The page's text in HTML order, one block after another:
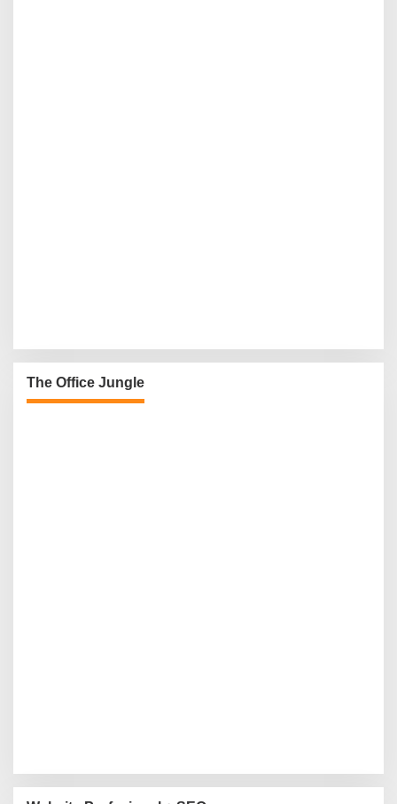
The Office Jungle